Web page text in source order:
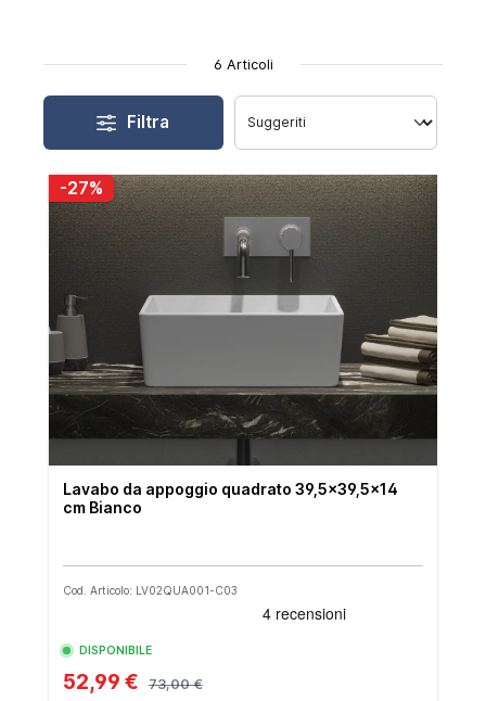
6 Articoli
Filtra
-27%
Lavabo da appoggio quadrato 39,5x39,5x14
cm Bianco
Cod. Articolo: LV02QUA001-C03
DISPONIBILE
52,99 € 73,00 €